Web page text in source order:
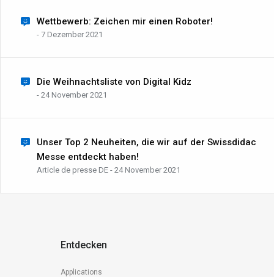
Wettbewerb: Zeichen mir einen Roboter!
- 7 Dezember 2021
Die Weihnachtsliste von Digital Kidz
- 24 November 2021
Unser Top 2 Neuheiten, die wir auf der Swissdidac
Messe entdeckt haben!
Article de presse DE - 24 November 2021
Entdecken
Applications